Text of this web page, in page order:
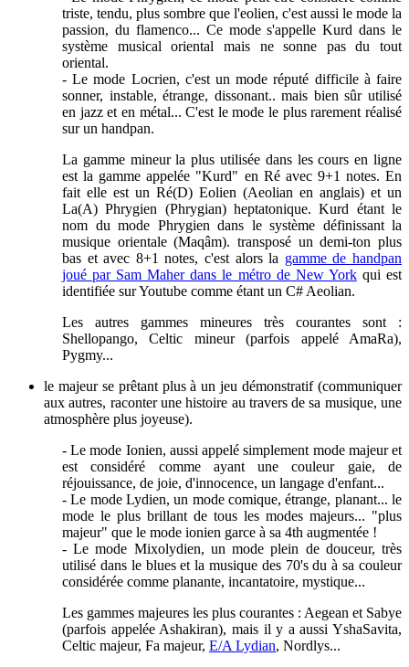
triste, tendu, plus sombre que l'eolien, c'est aussi le mode la
passion, du flamenco... Ce mode s'appelle Kurd dans le
système musical oriental mais ne sonne pas du tout
oriental.
- Le mode Locrien, c'est un mode réputé difficile à faire
sonner, instable, étrange, dissonant.. mais bien sûr utilisé
en jazz et en métal... C'est le mode le plus rarement réalisé
sur un handpan.
La gamme mineur la plus utilisée dans les cours en ligne
est la gamme appelée "Kurd" en Ré avec 9+1 notes. En
fait elle est un Ré(D) Eolien (Aeolian en anglais) et un
La(A) Phrygien (Phrygian) heptatonique. Kurd étant le
nom du mode Phrygien dans le système définissant la
musique orientale (Maqâm). transposé un demi-ton plus
bas et avec 8+1 notes, c'est alors la gamme de handpan
joué par Sam Maher dans le métro de New Yorkqui est
identifiée sur Youtube comme étant un C# Aeolian.
Les autres gammes mineures très courantes sont :
Shellopango, Celtic mineur (parfois appelé AmaRa),
Pygmy...
le majeur se prêtant plus à un jeu démonstratif (communiquer
aux autres, raconter une histoire au travers de sa musique, une
atmosphère plus joyeuse).
- Le mode Ionien, aussi appelé simplement mode majeur et
est considéré comme ayant une couleur gaie, de
réjouissance, de joie, d'innocence, un langage d'enfant...
- Le mode Lydien, un mode comique, étrange, planant... le
mode le plus brillant de tous les modes majeurs... "plus
majeur" que le mode ionien garce à sa 4th augmentée !
- Le mode Mixolydien, un mode plein de douceur, très
utilisé dans le blues et la musique des 70's du à sa couleur
considérée comme planante, incantatoire, mystique...
Les gammes majeures les plus courantes : Aegean et Sabye
(parfois appelée Ashakiran), mais il y a aussi YshaSavita,
Celtic majeur, Fa majeur, E/A Lydian, Nordlys...